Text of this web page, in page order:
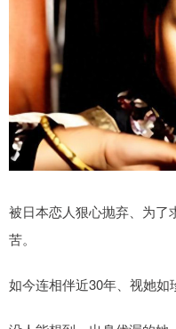
被日本恋人狠心抛弃、为了
苦。
如今连相伴近30年、视她如